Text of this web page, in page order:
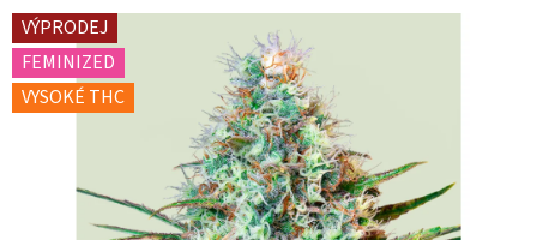
produktu
je
0,0
z
VÝPRODEJ
FEMINIZED
VYSOKÉ THC